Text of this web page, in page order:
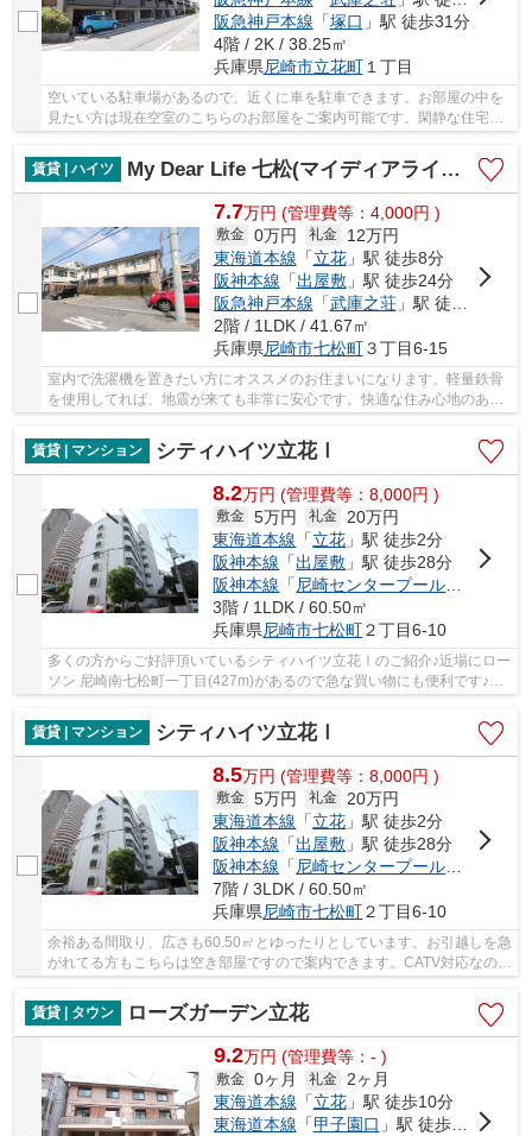
阪急神戸本線 「塚口 」駅 徒歩31分
4階 / 2K / 38.25㎡
兵庫県尼崎市立花町１丁目
空いている駐車場があるので、近くに車を駐車できます。お部屋の中を
見たい方は現在空室のこちらのお部屋をご案内可能です。閑静な住宅地
賃貸 | ハイツ
My Dear Life 七松(マイディアライフ七松)
7.7万円 (管理費等：4,000円 )
敷金 0万円 礼金
12万円
東海道本線 「立花」駅 徒歩8分
阪神本線 「出屋敷」駅 徒歩24分
阪急神戸本線 「武庫之荘」駅 徒歩34分
2階 / 1LDK / 41.67㎡
兵庫県尼崎市七松町３丁目6-15
室内で洗濯機を置きたい方にオススメのお住まいになります。軽量鉄骨
を使用してれば、地震が来ても非常に安心です。快適な住み心地のある
賃貸物件となっており、好評を得ています。こ...
賃貸 | マンション
シティハイツ立花Ⅰ
8.2万円 (管理費等：8,000円 )
敷金 5万円 礼金
20万円
東海道本線 「立花 」駅 徒歩2分
阪神本線 「出屋敷 」駅 徒歩28分
阪神本線 「 尼崎センタープール前
3階 / 1LDK / 60.50㎡
兵庫県尼崎市七松町２丁目6-10
多くの方からご好評頂いているシティハイツ立花Ⅰのご紹介♪近場にロー
ソン 尼崎南七松町一丁目(427m)があるので急な買い物にも便利です♪静
かで生活のしやすい閑静な住宅街にある物件で...
賃貸 | マンション
シティハイツ立花Ⅰ
8.5万円 (管理費等：8,000円 )
敷金 5万円 礼金
20万円
東海道本線 「立花 」駅 徒歩2分
阪神本線 「出屋敷 」駅 徒歩28分
阪神本線 「尼崎センタープール前
7階 / 3LDK / 60.50㎡
兵庫県尼崎市七松町２丁目6-10
余裕ある間取り、広さも60.50㎡とゆったりとしています。お引越しを急
がれてる方もこちらは空き部屋ですので案内できます。CATV対応なの
で、契約のみで様々なチャンネルが閲覧できます...
賃貸 | タウン
ローズガーデン立花
9.2万円 (管理費等：- )
敷金 0ヶ月 礼金 2ヶ月
東海道本線 「立花」駅 徒歩10分
東海道本線 「甲子園口 」駅 徒歩20分